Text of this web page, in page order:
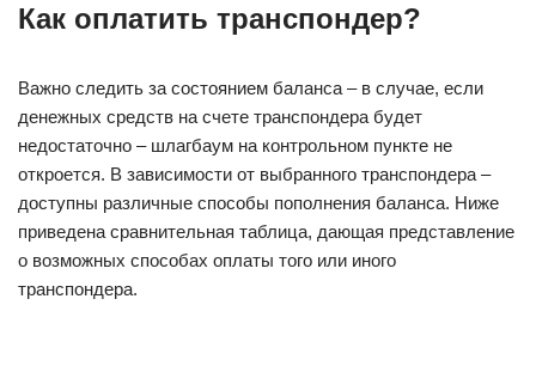
Как оплатить транспондер?
Важно следить за состоянием баланса – в случае, если
денежных средств на счете транспондера будет
недостаточно – шлагбаум на контрольном пункте не
откроется. В зависимости от выбранного транспондера –
доступны различные способы пополнения баланса. Ниже
приведена сравнительная таблица, дающая представление
о возможных способах оплаты того или иного
транспондера.